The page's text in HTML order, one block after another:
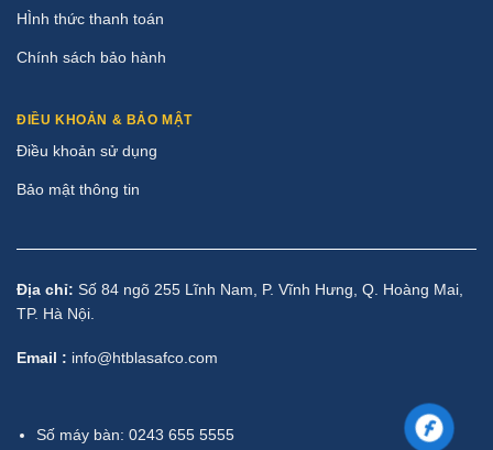
HÌnh thức thanh toán
Chính sách bảo hành
ĐIỀU KHOẢN & BẢO MẬT
Điều khoản sử dụng
Bảo mật thông tin
Địa chỉ: Số 84 ngõ 255 Lĩnh Nam, P. Vĩnh Hưng, Q. Hoàng Mai,
TP. Hà Nội.
Email : info@htblasafco.com
Số máy bàn: 0243 655 5555